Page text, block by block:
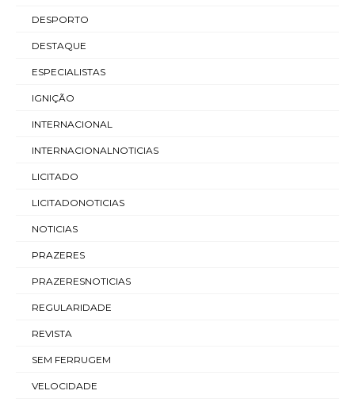
DESPORTO
DESTAQUE
ESPECIALISTAS
IGNIÇÃO
INTERNACIONAL
INTERNACIONALNOTICIAS
LICITADO
LICITADONOTICIAS
NOTICIAS
PRAZERES
PRAZERESNOTICIAS
REGULARIDADE
REVISTA
SEM FERRUGEM
VELOCIDADE